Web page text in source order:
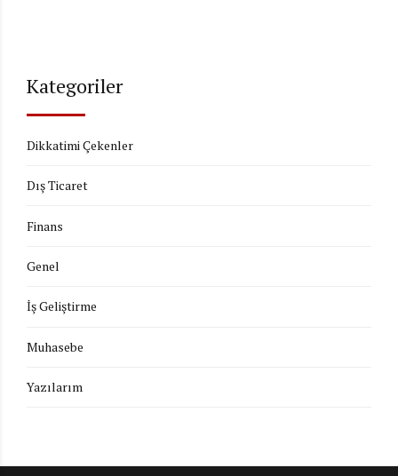
Kategoriler
Dikkatimi Çekenler
Dış Ticaret
Finans
Genel
İş Geliştirme
Muhasebe
Yazılarım